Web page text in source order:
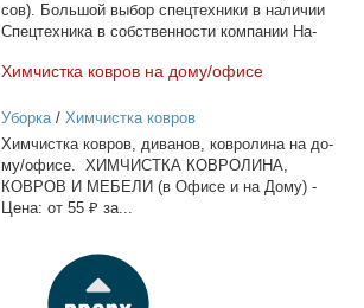
сов). Боль­шой вы­бор спец­тех­ни­ки в на­ли­чии
Спец­тех­ни­ка в соб­ствен­но­сти ком­па­нии На­
Хим­чист­ка ков­ров на до­му/офи­се
Уборка/ Химчистка ковров
Хим­чист­ка ков­ров, ди­ва­нов, ков­ро­ли­на на до­
му/офи­се. ХИМЧИСТКА КОВРОЛИНА,
КОВРОВ И МЕБЕЛИ (в Офи­се и на До­му) -
Це­на: от 55 ₽ за...